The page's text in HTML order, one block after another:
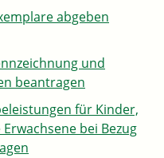
abgeben
und
beantragen
für Kinder,
bei Bezug